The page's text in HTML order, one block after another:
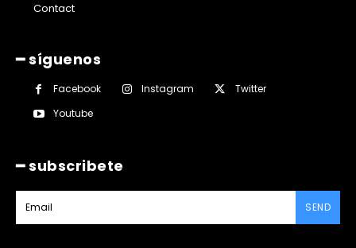
Contact
━ síguenos
Facebook Instagram
Twitter
Youtube
━ subscribete
SEND